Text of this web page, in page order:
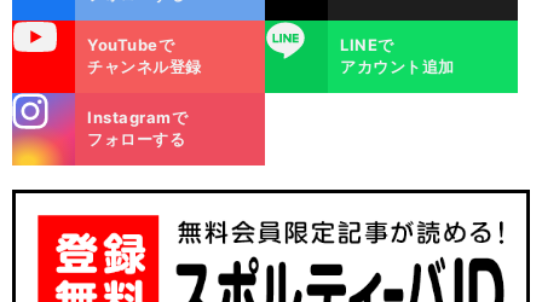
YouTubeで
チャンネル登録
LINE
LINEで
アカウント追加
m
Instagramで
フォローする